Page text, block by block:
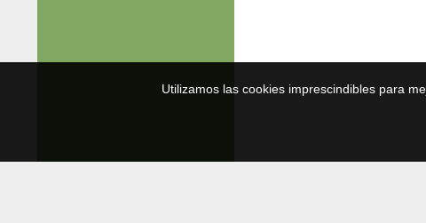
Utilizamos las cookies imprescindibles para